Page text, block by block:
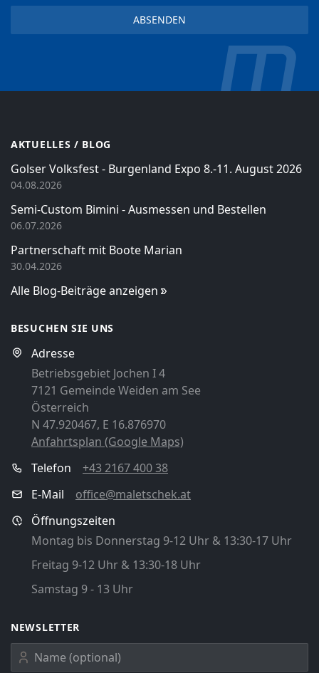
AKTUELLES / BLOG
Golser Volksfest - Burgenland Expo 8.-11. August 2026
04.08.2026
Semi-Custom Bimini - Ausmessen und Bestellen
06.07.2026
Partnerschaft mit Boote Marian
30.04.2026
Alle Blog-Beiträge anzeigen
BESUCHEN SIE UNS
Adresse
Betriebsgebiet Jochen I 4
7121 Gemeinde Weiden am See
Österreich
N 47.920467, E 16.876970
Anfahrtsplan (Google Maps)
Telefon
+43 2167 400 38
E-Mail
office@maletschek.at
Öffnungszeiten
Montag bis Donnerstag 9-12 Uhr & 13:30-17 Uhr
Freitag 9-12 Uhr & 13:30-18 Uhr
Samstag 9 - 13 Uhr
NEWSLETTER